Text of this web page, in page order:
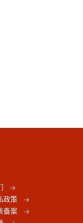
政策
备案